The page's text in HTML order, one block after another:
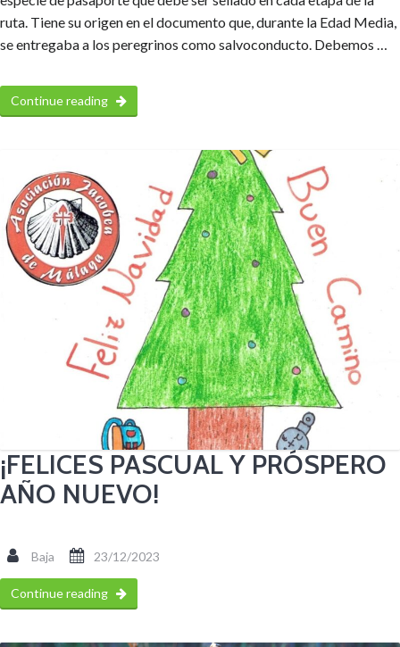
ruta. Tiene su origen en el documento que, durante la Edad Media,
se entregaba a los peregrinos como salvoconducto. Debemos …
Continue reading
¡FELICES PASCUAL Y PRÓSPERO
AÑO NUEVO!
Baja 23/12/2023
Continue reading